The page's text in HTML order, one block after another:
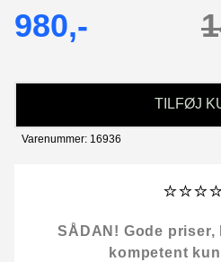
980,-
TILFØJ
Varenummer: 16936
SÅDAN! Gode
kompetent